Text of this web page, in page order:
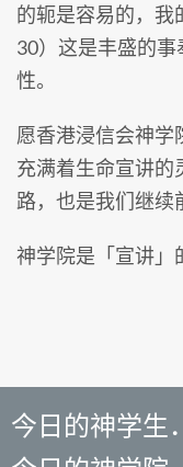
的轭是容易的，我
30）这是丰盛的
性。
愿香港浸信会神学
充满着生命宣讲的
路，也是我们继续
神学院是「宣讲」
今日的神学生